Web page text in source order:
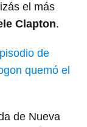
el más
Clapton.
de
quemó el
de Nueva